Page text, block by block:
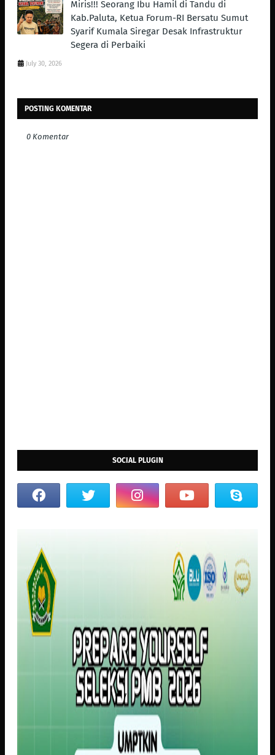
Miris!!! Seorang Ibu Hamil di Tandu di
Kab.Paluta, Ketua Forum-RI Bersatu Sumut
Syarif Kumala Siregar Desak Infrastruktur
Segera di Perbaiki
July 30, 2026
POSTING KOMENTAR
0 Komentar
SOCIAL PLUGIN